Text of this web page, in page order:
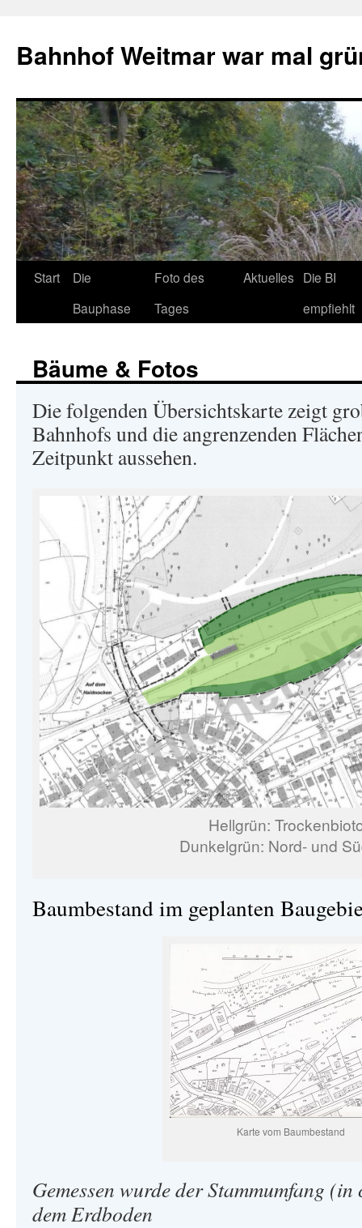
Bahnhof Weitmar war mal
Start
Die
Bauphase
Foto des
Tages
Aktuelles Die BI
empfiehlt
Bäume & Fotos
Die folgenden Übersichtskarte zeigt
Bahnhofs und die angrenzenden
Zeitpunkt aussehen.
Hellgrün:
Dunkelgrün: Nord- und
Baumbestand im geplanten
Karte vom Baumbestand
Gemessen wurde der Stammumfang
dem Erdboden